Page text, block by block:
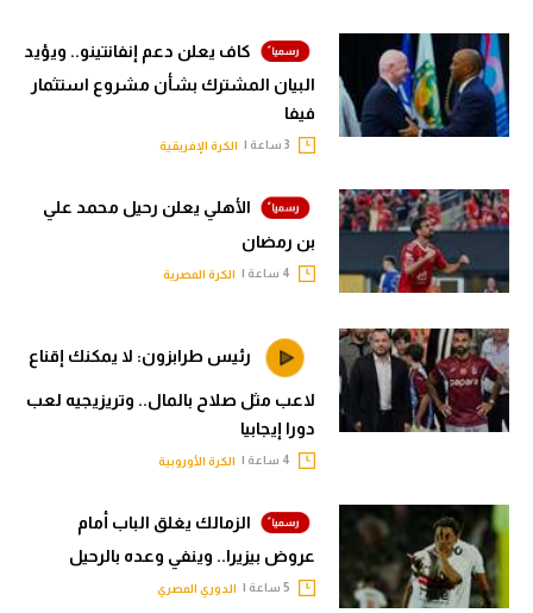
كاف يعلن دعم إنفانتينو.. ويؤيد
البيان المشترك بشأن مشروع استثمار
فيفا
الكرة الإفريقية
الأهلي يعلن رحيل محمد علي
بن رمضان
الكرة المصرية
رئيس طرابزون: لا يمكنك إقناع
لاعب مثل صلاح بالمال.. وتريزيجيه لعب
دورا إيجابيا
الكرة الأوروبية
الزمالك يغلق الباب أمام
عروض بيزيرا.. وينفي وعده بالرحيل
الدوري المصري